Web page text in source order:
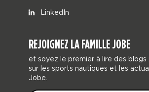
LinkedIn
REJOIGNEZ LA FAMILLE JOBE
et soyez le premier à lire des blogs
sur les sports nautiques et les
Jobe.